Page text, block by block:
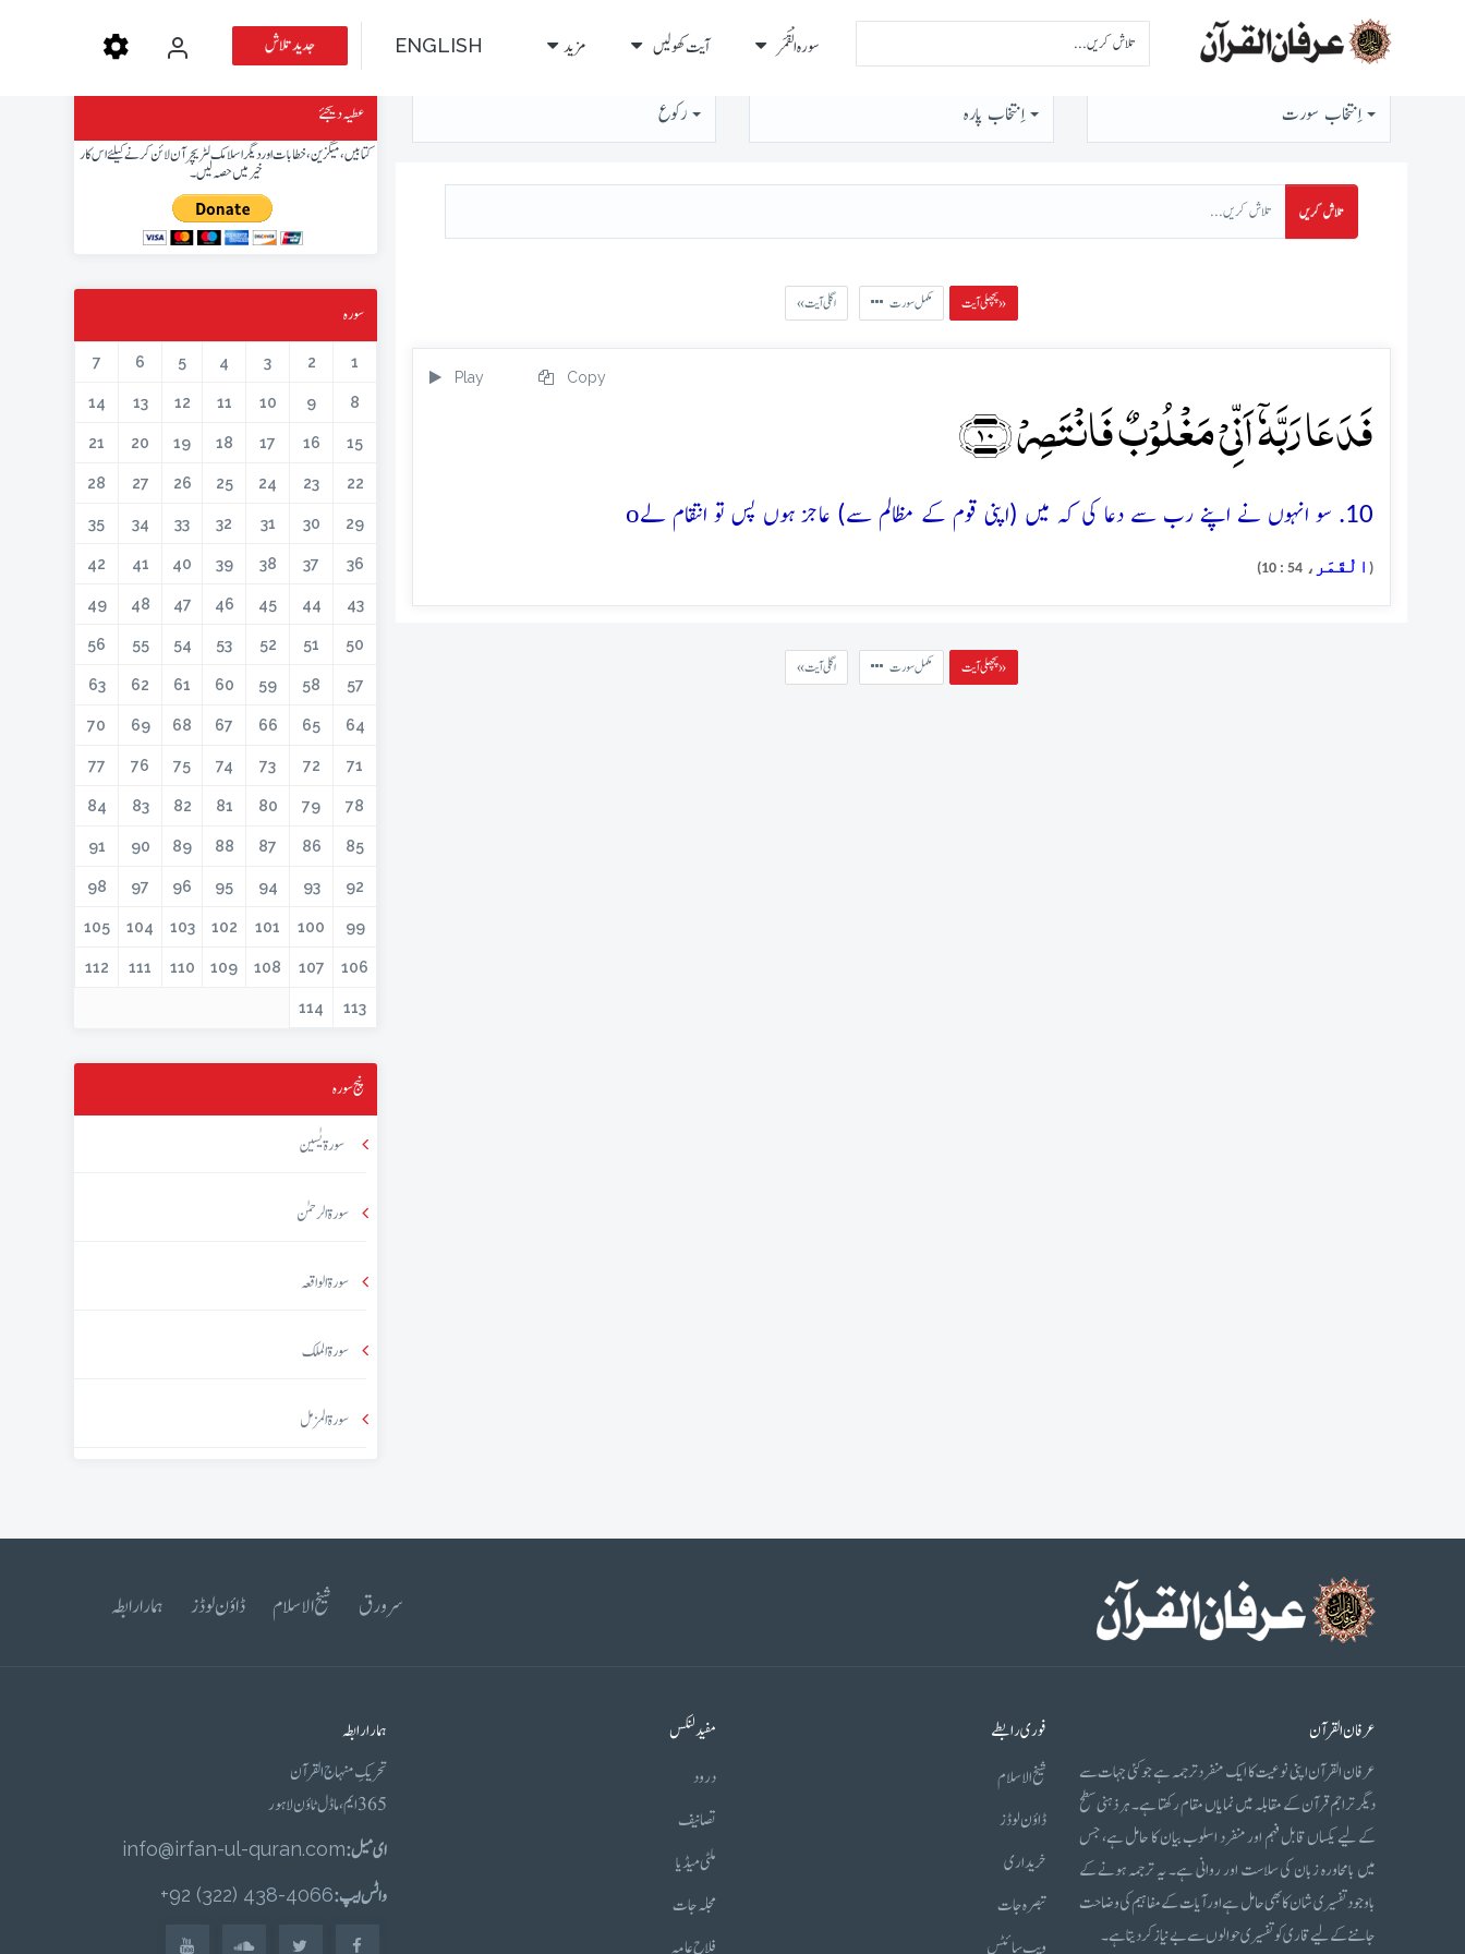
سورہ الْقَمَر آیت کھولیں مزید ENGLISH جدید تلاش
اِنتخاب سورت اِنتخاب پارہ رُكوع
تلاش کریں
پچھلی آیت » مکمل سورت « اگلی آیت
Play Copy
فَدَعَا رَبَّہٗۤ اَنِّیۡ مَغۡلُوۡبٌ فَانۡتَصِرۡ ﴿۱۰﴾
10. سو انہوں نے اپنے رب سے دعا کی کہ میں (اپنی قوم کے مظالم سے) عاجز ہوں پس تو انتقام لے o
( الْقَمَر ، 54 : 10)
پچھلی آیت » مکمل سورت « اگلی آیت
عطیہ دیجئے
کتابیں، میگزین، خطابات اور دیگر اسلامک لٹریچر آن لائن کرنے کیلئے اس کار
خیر میں حصہ لیں۔
سورہ
1
2
3
4
5
6
7
8
9
10
11
12
13
14
15
16
17
18
19
20
21
22
23
24
25
26
27
28
29
30
31
32
33
34
35
36
37
38
39
40
41
42
43
44
45
46
47
48
49
50
51
52
53
54
55
56
57
58
59
60
61
62
63
64
65
66
67
68
69
70
71
72
73
74
75
76
77
78
79
80
81
82
83
84
85
86
87
88
89
90
91
92
93
94
95
96
97
98
99
100
101
102
103
104
105
106
107
108
109
110
111
112
113
114
پنج سورہ
سورۃ یٰسین
سورۃ الرحمٰن
سورۃ الواقعہ
سورۃ الملک
سورۃ المزمل
سرورق شیخ الاسلام ڈاؤن لوڈز ہمارا رابطہ
عرفان القرآن
عرفان القرآن اپنی نوعیت کا ایک منفرد ترجمہ ہے جو کئی جہات سے
دیگر تراجم قرآن کے مقابلہ میں نمایاں مقام رکھتا ہے۔ ہر ذہنی سطح
کے لیے یکساں قابل فہم اور منفرد اسلوب بیان کا حامل ہے، جس
میں بامحاورہ زبان کی سلاست اور روانی ہے۔ یہ ترجمہ ہونے کے
باوجود تفسیری شان کا بھی حامل ہے اور آیات کے مفاہیم کی وضاحت
جاننے کے لیے قاری کو تفسیری حوالوں سے بے نیاز کر دیتا ہے۔
فوری رابطے
شیخ الاسلام
ڈاؤن لوڈز
خریداری
تبصرہ جات
ویب سائٹس
مفید لنکس
درود
تصانیف
ملٹی میڈیا
مجلہ جات
فلاح عامہ
ہمارا رابطہ
تحریکِ منہاج القرآن
365 ایم، ماڈل ٹاؤن لاہور
ای میل :info@irfan-ul-quran.com
واٹس ایپ :4066-438 (322) 92+